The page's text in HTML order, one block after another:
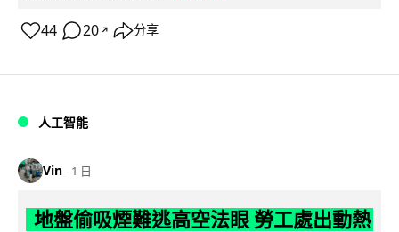
44 20 ↗ 分享
人工智能
Vin 1 日
地盤偷吸煙難逃高空法眼 勞工處出動熱